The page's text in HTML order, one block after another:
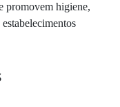
promovem higiene,